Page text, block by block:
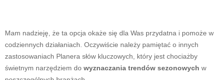
Mam nadzieję, że ta opcja okaże się dla Was przydatna i pomoże w
codziennych działaniach. Oczywiście należy pamiętać o innych
zastosowaniach Planera słów kluczowych, który jest chociażby
świetnym narzędziem do wyznaczania trendów sezonowych w